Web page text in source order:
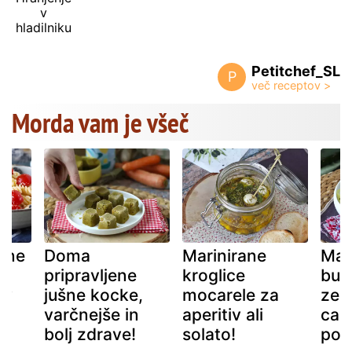
v
hladilniku
P Petitchef_SL
Morda vam je všeč
v
Doma
pripravljene
jušne kocke,
varčnejše in
bolj zdrave!
Marinirane
kroglice
mocarele za
aperitiv ali
solato!